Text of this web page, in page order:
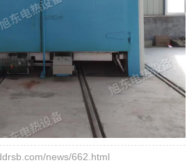
news/662.html